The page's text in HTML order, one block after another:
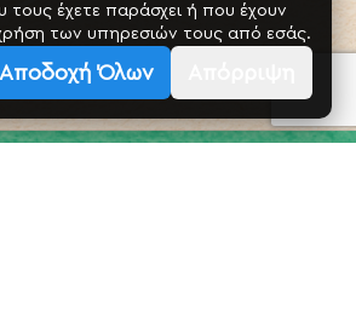
έχετε παράσχει ή που έχουν
των υπηρεσιών τους από εσάς.
Αποδοχή Όλων